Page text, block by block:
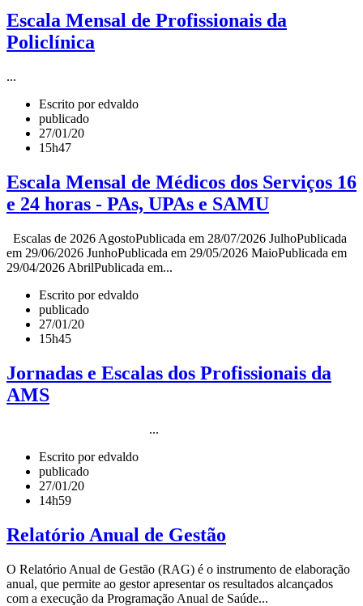
Escala Mensal de Profissionais da
Policlínica
...
Escrito por edvaldo
publicado
27/01/20
15h47
Escala Mensal de Médicos dos Serviços 16
e 24 horas - PAs, UPAs e SAMU
Escalas de 2026 AgostoPublicada em 28/07/2026 JulhoPublicada
em 29/06/2026 JunhoPublicada em 29/05/2026 MaioPublicada em
29/04/2026 AbrilPublicada em...
Escrito por edvaldo
publicado
27/01/20
15h45
Jornadas e Escalas dos Profissionais da
AMS
...
Escrito por edvaldo
publicado
27/01/20
14h59
Relatório Anual de Gestão
O Relatório Anual de Gestão (RAG) é o instrumento de elaboração
anual, que permite ao gestor apresentar os resultados alcançados
com a execução da Programação Anual de Saúde...